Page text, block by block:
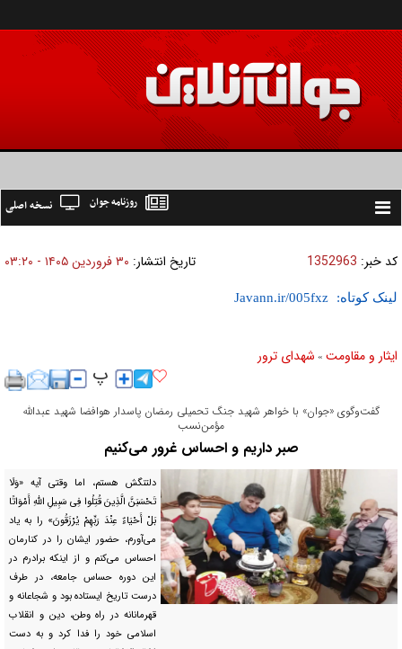
Toggle
نسخه اصلی روزنامه جوان
کد خبر: 1352963 تاریخ انتشار: ۳۰ فروردين ۱۴۰۵ - ۰۳:۲۰
لینک کوتاه:
ایثار و مقاومت » شهدای ترور
گفت‌وگوی «جوان» با خواهر شهید جنگ تحمیلی رمضان پاسدار هوافضا شهید عبدالله
مؤمن‌نسب
صبر داریم و احساس غرور می‌کنیم
دلتنگش هستم، اما وقتی آیه «وَلَا
تَحْسَبَنَّ الَّذِینَ قُتِلُوا فِی سَبِیلِ اللَّهِ أَمْوَاتًا
بَلْ أَحْیَاءٌ عِنْدَ رَبِّهِمْ یُرْزَقُونَ» را به یاد
می‌آورم، حضور ایشان را در کنارمان
احساس می‌کنم و از اینکه برادرم در
این دوره حساس جامعه، در طرف
درست تاریخ ایستاده بود و شجاعانه و
قهرمانانه در راه وطن، دین و انقلاب
اسلامی خود را فدا کرد و به دست